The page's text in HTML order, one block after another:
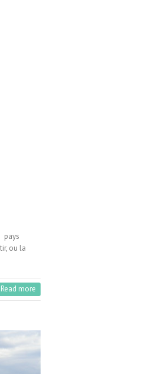
pays
ou la
Read more